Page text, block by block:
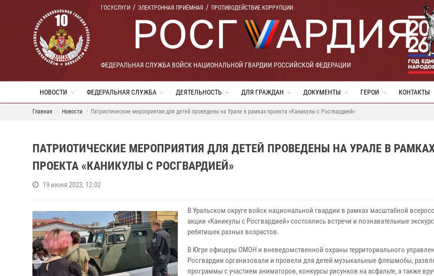
ГОСУСЛУГИ ЭЛЕКТРОННАЯ ПРИЁМНАЯ ПРОТИВОДЕЙСТВИЕ КОРРУПЦИИ
ФЕДЕРАЛЬНАЯ СЛУЖБА ВОЙСК НАЦИОНАЛЬНОЙ ГВАРДИИ РОССИЙСКОЙ ФЕДЕРАЦИИ
НОВОСТИ ФЕДЕРАЛЬНАЯ СЛУЖБА ДЕЯТЕЛЬНОСТЬ ДЛЯ ГРАЖДАН ДОКУМЕНТЫ ГЕРОИ КОНТАКТЫ
Главная Новости Патриотические мероприятия для детей проведены на Урале в рамках проекта «Каникулы с Росгвардией»
ПАТРИОТИЧЕСКИЕ МЕРОПРИЯТИЯ ДЛЯ ДЕТЕЙ ПРОВЕДЕНЫ НА УРАЛЕ В
ПРОЕКТА «КАНИКУЛЫ С РОСГВАРДИЕЙ»
19 июня 2023, 12:02
В Уральском округе войск национальной гвардии в рамках масштабной
акции «Каникулы с Росгвардией» состоялись встречи и познавательные
ребятишек разных возрастов.
В Югре офицеры ОМОН и вневедомственной охраны территориального
Росгвардии организовали и провели для детей музыкальные флешмобы,
программы с участием аниматоров, конкурсы рисунков на асфальте, а также